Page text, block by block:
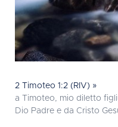
2 Timoteo 1:2 (RIV) »
a Timoteo, mio diletto
Dio Padre e da Cristo